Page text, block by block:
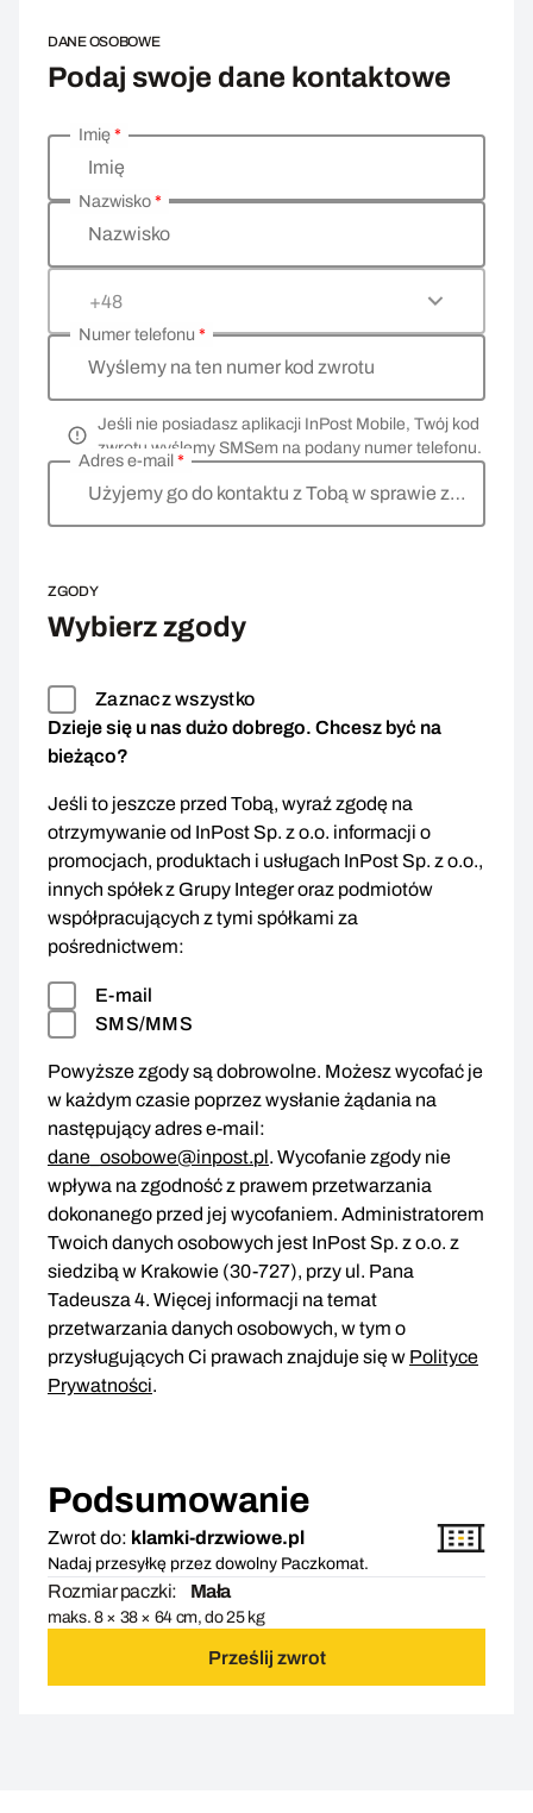
DANE OSOBOWE
Podaj swoje dane kontaktowe
Wprowadź swoje dane osobowe
Imię
Imię*
Nazwisko
Nazwisko*
+48
Wyślemy na ten numer kod zwrotu
Numer telefonu *
Jeśli nie posiadasz aplikacji InPost Mobile, Twój kod
zwrotu wyślemy SMSem na podany numer telefonu.
Użyjemy go do kontaktu z Tobą w sprawie zwrotu
Adres e-mail *
ZGODY
Wybierz zgody
Zaznacz wszystko
Dzieje się u nas dużo dobrego. Chcesz być na
bieżąco?
Jeśli to jeszcze przed Tobą, wyraź zgodę na
otrzymywanie od InPost Sp. z o.o. informacji o
promocjach, produktach i usługach InPost Sp. z o.o.,
innych spółek z Grupy Integer oraz podmiotów
współpracujących z tymi spółkami za
pośrednictwem:
E-mail
SMS/MMS
Powyższe zgody są dobrowolne. Możesz wycofać je
w każdym czasie poprzez wysłanie żądania na
następujący adres e-mail:
dane_osobowe@inpost.pl. Wycofanie zgody nie
wpływa na zgodność z prawem przetwarzania
dokonanego przed jej wycofaniem. Administratorem
Twoich danych osobowych jest InPost Sp. z o.o. z
siedzibą w Krakowie (30-727), przy ul. Pana
Tadeusza 4. Więcej informacji na temat
przetwarzania danych osobowych, w tym o
przysługujących Ci prawach znajduje się w Polityce
Prywatności.
Podsumowanie
Zwrot do: klamki-drzwiowe.pl
Nadaj przesyłkę przez dowolny Paczkomat.
Rozmiar paczki: Mała
maks. 8 × 38 × 64 cm, do 25 kg
Prześlij zwrot